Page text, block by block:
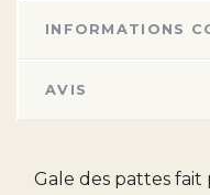
INFORMATIONS
AVIS
Gale des pattes